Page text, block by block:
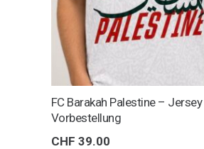
FC Barakah Palestine –
Vorbestellung
CHF 39.00